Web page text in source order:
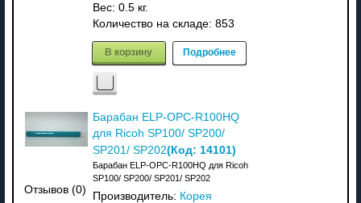
Вес: 0.5 кг.
Количество на складе: 853
В корзину Подробнее
Отзывов (0)
Барабан ELP-OPC-R100HQ
для Ricoh SP100/ SP200/
SP201/ SP202(Код: 14101)
Барабан ELP-OPC-R100HQ для Ricoh
SP100/ SP200/ SP201/ SP202
Производитель: Корея